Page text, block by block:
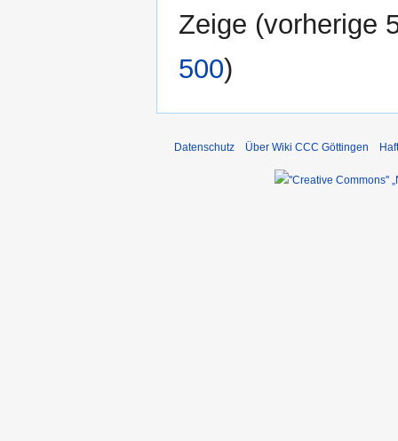
Zeige (vorherige
500)
Datenschutz Über Wiki CCC Göttingen